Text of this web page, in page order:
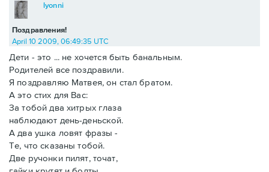
Поздравления!
lyonni
April 10 2009, 06:49:35 UTC
Дети - это ... не хочется быть банальным.
Родителей все поздравили.
Я поздравляю Матвея, он стал братом.
А это стих для Вас:
За тобой два хитрых глаза
наблюдают день-деньской.
А два ушка ловят фразы -
Те, что сказаны тобой.
Две ручонки пилят, точат,